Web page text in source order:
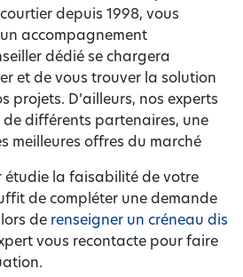
depuis 1998, vous
accompagnement
dédié se chargera
et de vous trouver la solution
projets. D’ailleurs, nos experts
différents partenaires, une
meilleures offres du marché
étudie la faisabilité de votre
de compléter une demande
de renseigner un créneau dis
vous recontacte pour faire